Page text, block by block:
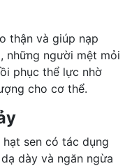
thận và giúp nạp
những người mệt mỏi
phục thể lực nhờ
cho cơ thể.
sen có tác dụng
dày và ngăn ngừa